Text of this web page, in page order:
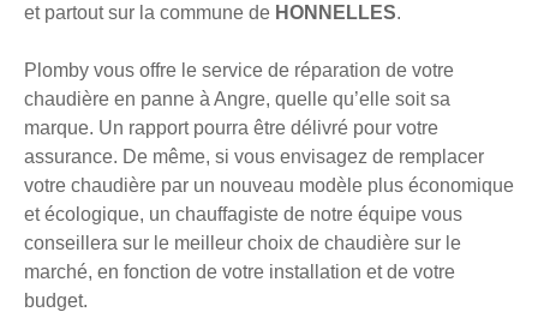
et partout sur la commune de HONNELLES.
Plomby vous offre le service de réparation de votre
chaudière en panne à Angre, quelle qu’elle soit sa
marque. Un rapport pourra être délivré pour votre
assurance. De même, si vous envisagez de remplacer
votre chaudière par un nouveau modèle plus économique
et écologique, un chauffagiste de notre équipe vous
conseillera sur le meilleur choix de chaudière sur le
marché, en fonction de votre installation et de votre
budget.